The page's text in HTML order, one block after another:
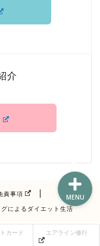
介
責事項
によるダイエット生活
カード エアライン修行
MENU
イン修行